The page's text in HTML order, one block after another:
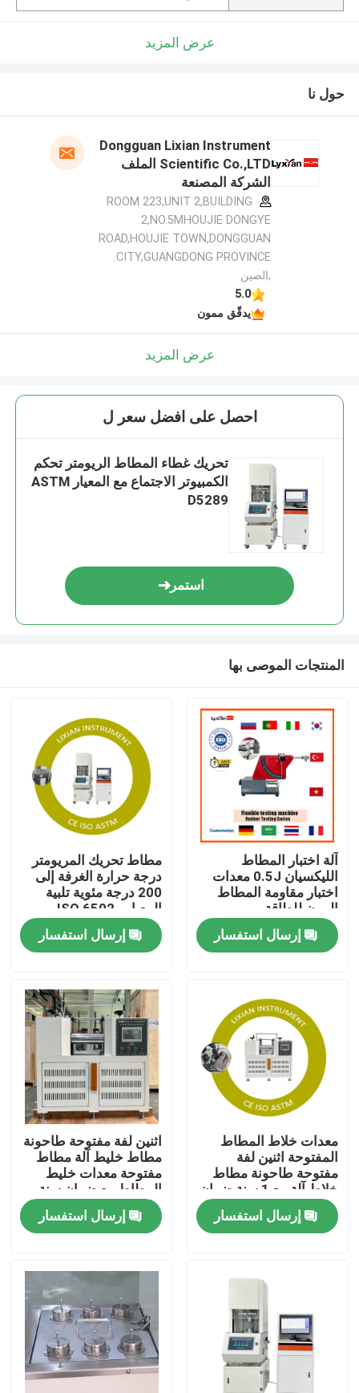
مسكن
عرض الواقع الافتراضي
معلومات عنا
مراقبة الجودة
اتصل بنا
حالات
آلات الاختبار المعملية
عرض المزيد
حول نا
Dongguan Lixian Instrument
Scientific Co.,LTD الملف
الشركة المصنعة
ROOM 223,UNIT 2,BUILDING
2,NO.5MHOUJIE DONGYE
ROAD,HOUJIE TOWN,DONGGUAN
CITY,GUANGDONG PROVINCE.
,الصين
5.0
يدقّق ممون
عرض المزيد
احصل على افضل سعر ل
تحريك غطاء المطاط الريومتر تحكم
الكمبيوتر الاجتماع مع المعيار ASTM
D5289
استمر
المنتجات الموصى بها
آلة اختبار المطاط
الليكسيان 0.5J معدات
اختبار مقاومة المطاط
المرن للطاقة
إرسال استفسار
مطاط تحريك المريومتر
درجة حرارة الغرفة إلى
200 درجة مئوية تلبية
المعيار ، ISO 6502
الضغط 0.5 Mpa-0.65
Mpa
إرسال استفسار
معدات خلاط المطاط
المفتوحة اثنين لفة
مفتوحة طاحونة مطاط
خلاط آلة مع 1 سنة ضمان
المطاط خليط قدرة 0.3
إلى 2 كجم
إرسال استفسار
اثنين لفة مفتوحة طاحونة
مطاط خليط آلة مطاط
مفتوحة معدات خليط
المطاط مع ضمان سنة
واحدة المطاط خليط
قدرة 0.3 إلى 2 كجم إرسال استفسار